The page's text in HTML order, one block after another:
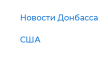
Новости Донбасса
США